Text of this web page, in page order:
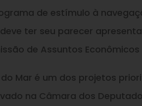
de estímulo à
ter seu parecer
de Assuntos Econômicos
do Mar é um dos projetos
na Câmara dos